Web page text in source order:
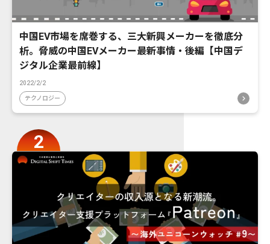
中国EV市場を席巻する、三大新興メーカーを徹底分
析。脅威の中国EVメーカー最新事情・後編【中国デ
ジタル企業最前線】
2022/2/2
テクノロジー